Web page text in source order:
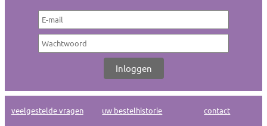
veelgestelde vragen uw bestelhistorie contact